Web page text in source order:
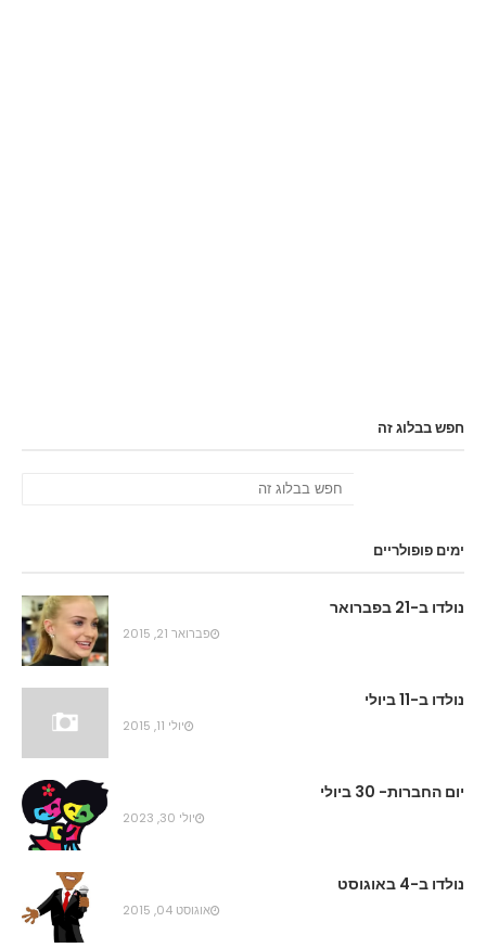
חפש בבלוג זה
ימים פופולריים
נולדו ב-21 בפברואר
פברואר 21, 2015
נולדו ב-11 ביולי
יולי 11, 2015
יום החברות- 30 ביולי
יולי 30, 2023
נולדו ב-4 באוגוסט
אוגוסט 04, 2015